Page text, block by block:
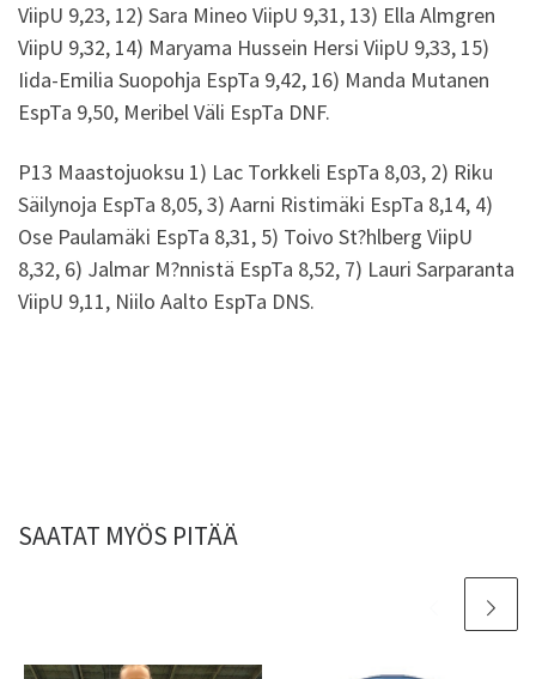
ViipU 9,23, 12) Sara Mineo ViipU 9,31, 13) Ella Almgren
ViipU 9,32, 14) Maryama Hussein Hersi ViipU 9,33, 15)
Iida-Emilia Suopohja EspTa 9,42, 16) Manda Mutanen
EspTa 9,50, Meribel Väli EspTa DNF.
P13 Maastojuoksu 1) Lac Torkkeli EspTa 8,03, 2) Riku
Säilynoja EspTa 8,05, 3) Aarni Ristimäki EspTa 8,14, 4)
Ose Paulamäki EspTa 8,31, 5) Toivo St?hlberg ViipU
8,32, 6) Jalmar M?nnistä EspTa 8,52, 7) Lauri Sarparanta
ViipU 9,11, Niilo Aalto EspTa DNS.
SAATAT MYÖS PITÄÄ